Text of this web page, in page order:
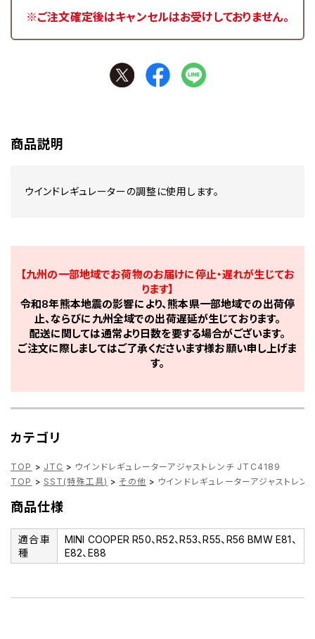
※ご注文確定後はキャンセルはお受けしておりません。
商品説明
ウインドレギュレーターの調整に使用します。
【九州の一部地域でお荷物のお届けに停止・遅れが生じてお
ります】
令和8年熊本地震の影響により、熊本県一部地域での出荷停
止、ならびに九州全域での出荷遅延が生じております。
配送に関しては通常より日数を要する場合がございます。
ご注文に際しましてはご了承くださいます様お願い申し上げま
す。
カテゴリ
TOP > JTC > ウインドレギュレーターアジャストレンチ JTC4189
TOP > SST(特殊工具) > その他 > ウインドレギュレーターアジャストレ
商品仕様
適合車
種
MINI COOPER R50、R52、R53、R55、R56 BMW E81、
E82、E88